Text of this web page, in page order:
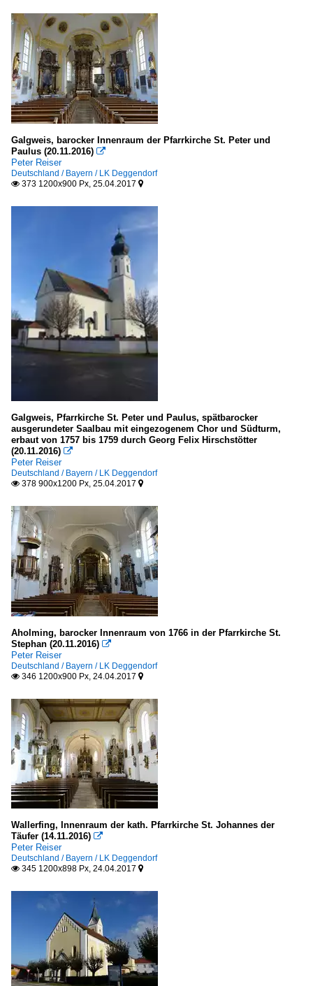
Galgweis, barocker Innenraum der Pfarrkirche St. Peter und
Paulus (20.11.2016) 
Peter Reiser
Deutschland / Bayern / LK Deggendorf
 373 1200x900 Px, 25.04.2017 
Galgweis, Pfarrkirche St. Peter und Paulus, spätbarocker
ausgerundeter Saalbau mit eingezogenem Chor und Südturm,
erbaut von 1757 bis 1759 durch Georg Felix Hirschstötter
(20.11.2016) 
Peter Reiser
Deutschland / Bayern / LK Deggendorf
 378 900x1200 Px, 25.04.2017 
Aholming, barocker Innenraum von 1766 in der Pfarrkirche St.
Stephan (20.11.2016) 
Peter Reiser
Deutschland / Bayern / LK Deggendorf
 346 1200x900 Px, 24.04.2017 
Wallerfing, Innenraum der kath. Pfarrkirche St. Johannes der
Täufer (14.11.2016) 
Peter Reiser
Deutschland / Bayern / LK Deggendorf
 345 1200x898 Px, 24.04.2017 